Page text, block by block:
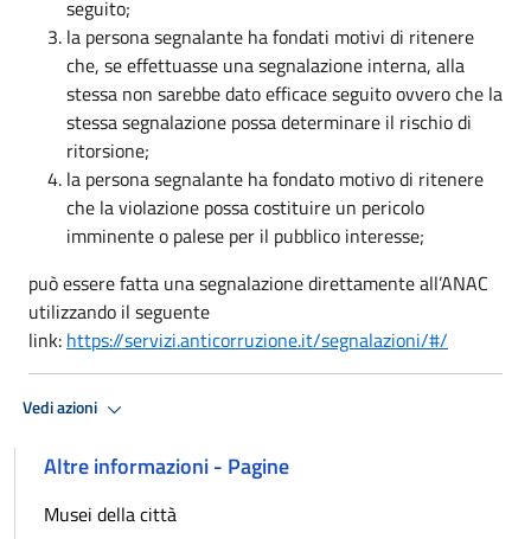
seguito;
la persona segnalante ha fondati motivi di ritenere
che, se effettuasse una segnalazione interna, alla
stessa non sarebbe dato efficace seguito ovvero che la
stessa segnalazione possa determinare il rischio di
ritorsione;
la persona segnalante ha fondato motivo di ritenere
che la violazione possa costituire un pericolo
imminente o palese per il pubblico interesse;
può essere fatta una segnalazione direttamente all’ANAC
utilizzando il seguente
link: https://servizi.anticorruzione.it/segnalazioni/#/
Vedi azioni
Altre informazioni - Pagine
Musei della città